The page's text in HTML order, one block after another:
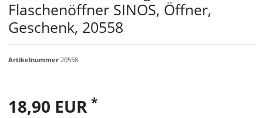
Flaschenöffner SINOS, Öffner,
Geschenk, 20558
Artikelnummer 20558
18,90 EUR *